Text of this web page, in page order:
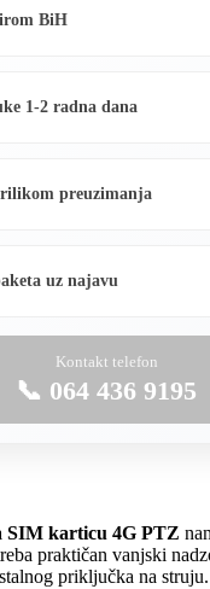
BiH
1-2 radna dana
preuzimanja
uz najavu
Kontakt telefon
📞 064 436 9195
SIM karticu 4G PTZ
praktičan vanjski
priključka na